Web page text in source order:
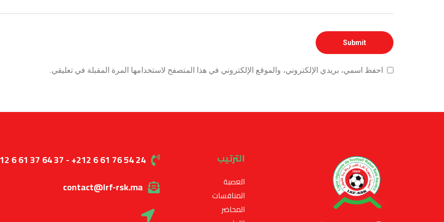
احفظ اسمي، بريدي الإلكتروني، والموقع الإلكتروني في هذا المتصفح لاستخدامها المرة المقبلة في تعليقي.
الترتيب
العصبة
المنافسات
المحاضر
6 61 37 64 37 - +212 6 61 76 54 24
contact@lrf-rsk.ma